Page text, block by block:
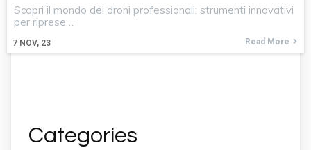
7 NOV, 23
Scopri il mondo dei droni professionali: strumenti innovativi
per riprese…
Read More
Categories